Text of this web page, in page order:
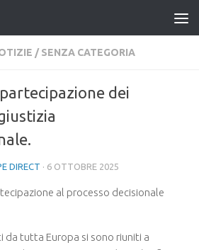
/ SENZA CATEGORIA
dei
DIRECT · 6 OTTOBRE 2025
al processo decisionale
da tutta Europa si sono riuniti a